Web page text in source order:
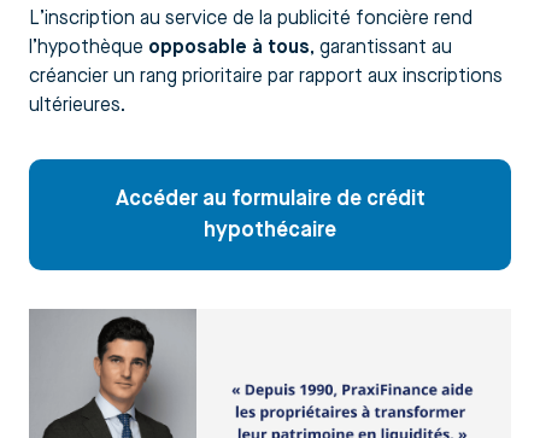
L’inscription au service de la publicité foncière rend
l’hypothèque opposable à tous, garantissant au
créancier un rang prioritaire par rapport aux inscriptions
ultérieures.
Accéder au formulaire de crédit
hypothécaire